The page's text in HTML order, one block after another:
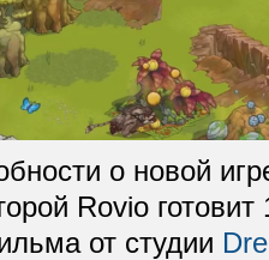
о новой
Rovio
от студии